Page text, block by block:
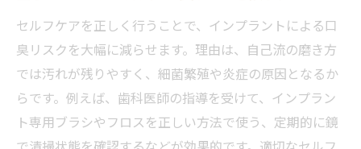
セルフケアを正しく行うことで、インプラントによる口
臭リスクを大幅に減らせます。理由は、自己流の磨き方
では汚れが残りやすく、細菌繁殖や炎症の原因となるか
らです。例えば、歯科医師の指導を受けて、インプラン
ト専用ブラシやフロスを正しい方法で使う、定期的に鏡